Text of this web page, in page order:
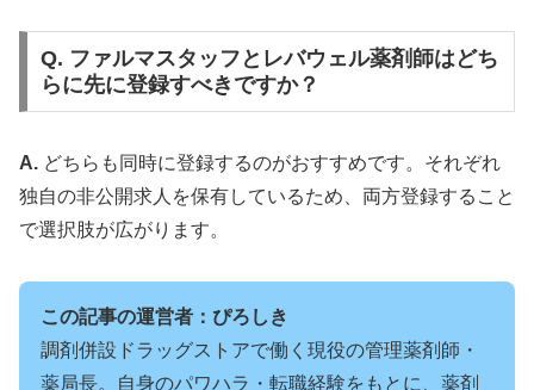
Q. ファルマスタッフとレバウェル薬剤師はどち
らに先に登録すべきですか？
A. どちらも同時に登録するのがおすすめです。それぞれ
独自の非公開求人を保有しているため、両方登録すること
で選択肢が広がります。
この記事の運営者：ぴろしき
調剤併設ドラッグストアで働く現役の管理薬剤師・
薬局長。自身のパワハラ・転職経験をもとに、薬剤